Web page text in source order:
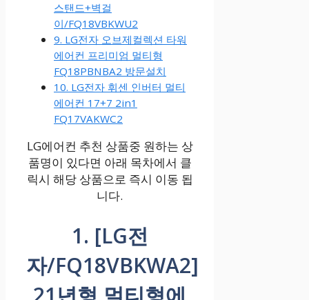
스탠드+벽걸
이/FQ18VBKWU2
9. LG전자 오브제컬렉션 타워
에어컨 프리미엄 멀티형
FQ18PBNBA2 방문설치
10. LG전자 휘센 인버터 멀티
에어컨 17+7 2in1
FQ17VAKWC2
LG에어컨 추천 상품중 원하는 상
품명이 있다면 아래 목차에서 클
릭시 해당 상품으로 즉시 이동 됩
니다.
1. [LG전
자/FQ18VBKWA2]